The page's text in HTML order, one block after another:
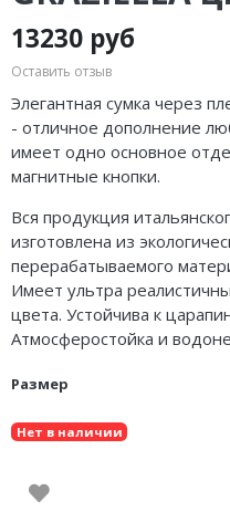
13230 руб
Оставить отзыв
Элегантная сумка через
- отличное дополнение
имеет одно основное
магнитные кнопки.
Вся продукция
изготовлена из
перерабатываемого
Имеет ультра
цвета. Устойчива к
Атмосферостойка и
Размер
Нет в наличии